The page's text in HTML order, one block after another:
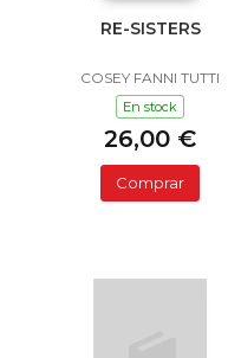
RE-SISTERS
COSEY FANNI TUTTI
En stock
26,00 €
Comprar